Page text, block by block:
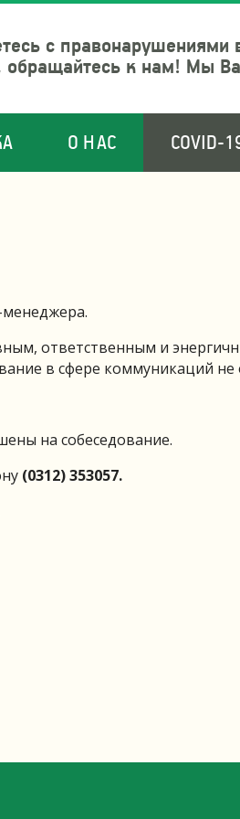
с правонарушениями
обращайтесь к нам! Мы
О НАС COVID-
ответственным и
в сфере коммуникаций не
на собеседование.
(0312) 353057.